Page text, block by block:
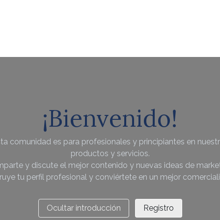
¡Bienvenido!
comunidad es para profesionales y principiantes en
productos y servicios.
y discute el mejor contenido y nuevas ideas de
tu perfil profesional y conviértete en un mejor
Ocultar introducción Registro